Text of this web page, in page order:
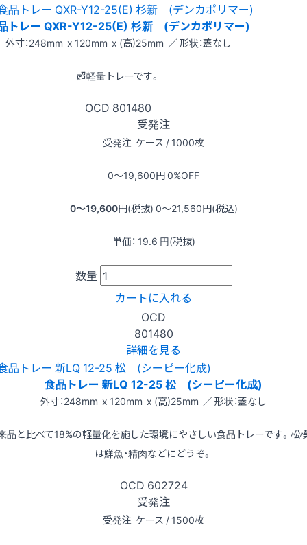
トレー QXR-Y12-25(E) 杉新 (デンカポリマー)
外寸：248mm x 120mm x (高)25mm ／ 形状：蓋なし
超軽量トレーです。
OCD 801480
受発注
受発注 ケース / 1000枚
0〜19,600円0%OFF
0〜19,600円(税抜) 0〜21,560円(税込)
単価： 19.6 円(税抜)
数量
カートに入れる
OCD
801480
詳細を見る
食品トレー 新LQ 12-25 松 (シーピー化成)
外寸：248mm x 120mm x (高)25mm ／ 形状：蓋なし
品と比べて18%の軽量化を施した環境にやさしい食品トレーです。松
は鮮魚・精肉などにどうぞ。
OCD 602724
受発注
受発注 ケース / 1500枚